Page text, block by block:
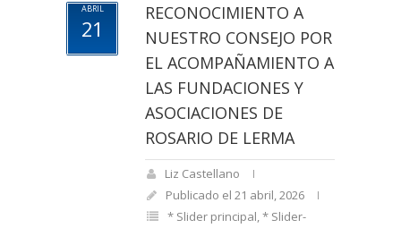
ABRIL
21
RECONOCIMIENTO A
NUESTRO CONSEJO POR
EL ACOMPAÑAMIENTO A
LAS FUNDACIONES Y
ASOCIACIONES DE
ROSARIO DE LERMA
Liz Castellano
Publicado el 21 abril, 2026
* Slider principal,* Slider-